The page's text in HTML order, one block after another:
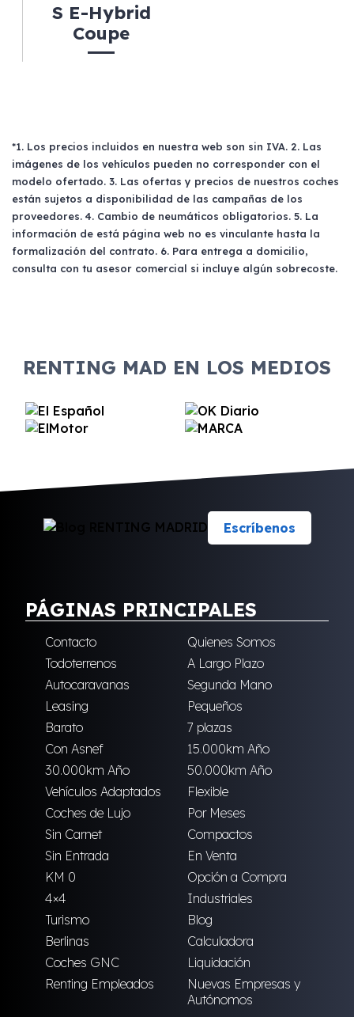
S E-Hybrid
Coupe
*1. Los precios incluidos en nuestra web son sin IVA. 2. Las
imágenes de los vehículos pueden no corresponder con el
modelo ofertado. 3. Las ofertas y precios de nuestros coches
están sujetos a disponibilidad de las campañas de los
proveedores. 4. Cambio de neumáticos obligatorios. 5. La
información de está página web no es vinculante hasta la
formalización del contrato. 6. Para entrega a domicilio,
consulta con tu asesor comercial si incluye algún sobrecoste.
RENTING MAD EN LOS MEDIOS
Escríbenos
PÁGINAS PRINCIPALES
Contacto
Quienes Somos
Todoterrenos
A Largo Plazo
Autocaravanas
Segunda Mano
Leasing
Pequeños
Barato
7 plazas
Con Asnef
15.000km Año
30.000km Año
50.000km Año
Vehículos Adaptados
Flexible
Coches de Lujo
Por Meses
Sin Carnet
Compactos
Sin Entrada
En Venta
KM 0
Opción a Compra
4×4
Industriales
Turismo
Blog
Berlinas
Calculadora
Coches GNC
Liquidación
Renting Empleados
Nuevas Empresas y
Autónomos